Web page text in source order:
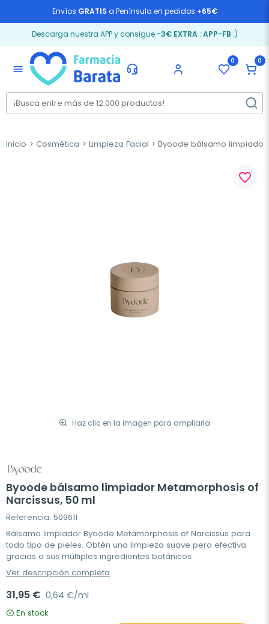
Envíos GRATIS a Península en pedidos +65€
Descarga nuestra APP y consigue -3€ EXTRA: APP-FB ;)
menu
0 0
Inicio Cosmética Limpieza Facial Byoode bálsamo limpiador
Haz clic en la imagen para ampliarla
favorite_border
Byoode bálsamo limpiador Metamorphosis of
Narcissus, 50 ml
Referencia: 509611
Bálsamo limpiador Byoode Metamorphosis of Narcissus para
todo tipo de pieles. Obtén una limpieza suave pero efectiva
gracias a sus múltiples ingredientes botánicos
Ver descripción completa
31,95 € 0,64 €/ml
En stock